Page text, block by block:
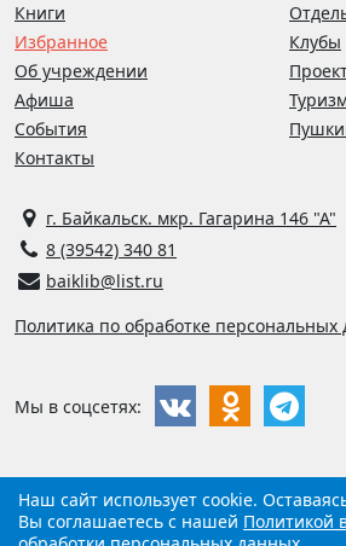
г. Байкальск. мкр. Гагарина 146 "А"
8 (39542) 340 81
baiklib@list.ru
Политика по обработке персональных
Книги
Избранное
Об учреждении
Афиша
События
Контакты
Клубы
Мы в соцсетях:
©2026Библиотека г. Байкальска
Наш сайт использует cookie.
Вы соглашаетесь с нашей Политикой